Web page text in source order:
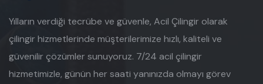
Yılların verdiği tecrübe ve güvenle, Acil Çilingir olarak
çilingir hizmetlerinde müşterilerimize hızlı, kaliteli ve
güvenilir çözümler sunuyoruz. 7/24 acil çilingir
hizmetimizle, günün her saati yanınızda olmayı görev